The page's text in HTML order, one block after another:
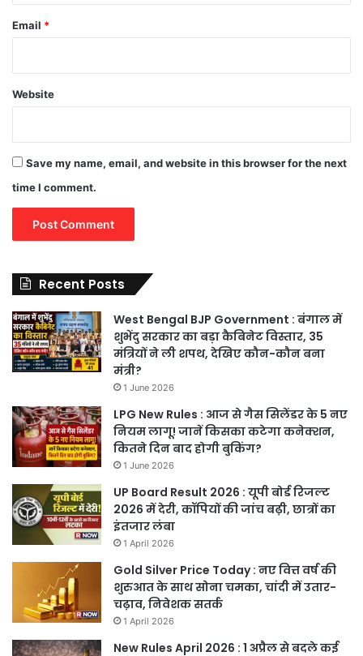
Email *
Website
Save my name, email, and website in this browser for the next
time I comment.
Recent Posts
West Bengal BJP Government : बंगाल में
शुभेंदु सरकार का बड़ा कैबिनेट विस्तार, 35
मंत्रियों ने ली शपथ, देखिए कौन-कौन बना
मंत्री?
1 June 2026
LPG New Rules : आज से गैस सिलेंडर के 5 नए
नियम लागू! जानें किसका कटेगा कनेक्शन,
कितने दिन बाद होगी बुकिंग?
1 June 2026
UP Board Result 2026 : यूपी बोर्ड रिजल्ट
2026 में देरी, कॉपियों की जांच बढ़ी, छात्रों का
इंतजार लंबा
1 April 2026
Gold Silver Price Today : नए वित्त वर्ष की
शुरुआत के साथ सोना चमका, चांदी में उतार-
चढ़ाव, निवेशक सतर्क
1 April 2026
New Rules April 2026 : 1 अप्रैल से बदले कई